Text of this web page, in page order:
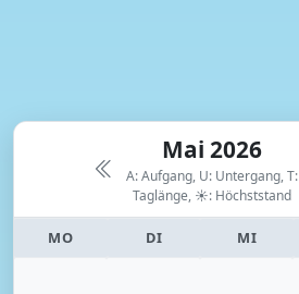
Mai 2026
A: Aufgang, U: Untergang, T:
Taglänge, ☀: Höchststand
MO DI MI